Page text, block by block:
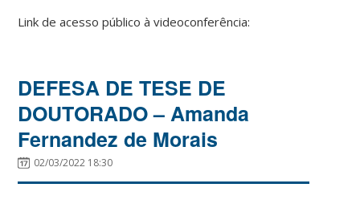
Link de acesso público à videoconferência:
DEFESA DE TESE DE
DOUTORADO – Amanda
Fernandez de Morais
02/03/2022 18:30